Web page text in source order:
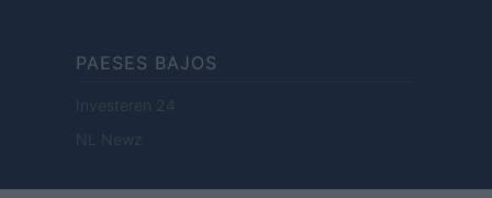
PAESES BAJOS
Investeren 24
NL Newz